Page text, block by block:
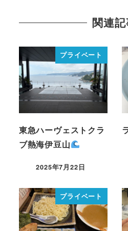
関連
プライベート
東急ハーヴェストクラ
ブ熱海伊豆山
2025年7月22日
プライベート